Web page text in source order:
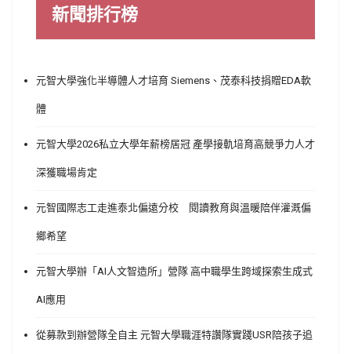
新聞排行榜
元智大學強化半導體人才培育 Siemens、茂泰科技捐贈EDA軟
體
元智大學2026私立大學年薪榜居冠 產學接軌培育高競爭力人才
深獲職場肯定
元智國際志工走進泰北偏遠分校 閱讀教育與溫暖陪伴灌溉偏
鄉希望
元智大學辦「AI人文智造所」營隊 高中職學生跨域探索生成式
AI應用
從募款到辦營隊全自主 元智大學職涯特讚隊實踐USR陪孩子追